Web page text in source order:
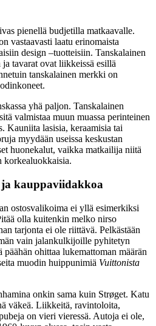
pienellä budjetilla matkaavalle.
vastaavasti laatu erinomaista
design –tuotteisiin. Tanskalainen
tavarat ovat liikkeissä esillä
tanskalainen merkki on
yhä paljon. Tanskalainen
valmistaa muun muassa perinteinen
Kauniita lasisia, keraamisia tai
myydään useissa keskustan
huonekalut, vaikka matkailija niitä
korkealuokkaisia.
kauppaviidakkoa
ostosvalikoima ei yllä esimerkiksi
olla kuitenkin melko nirso
tarjonta ei ole riittävä. Pelkästään
vain jalankulkijoille pyhitetyn
päähän ohittaa lukemattoman määrän
muodin huippunimiä Vuittonista
onkin sama kuin Strøget. Katu
väkeä. Liikkeitä, ravintoloita,
on vieri vieressä. Autoja ei ole,